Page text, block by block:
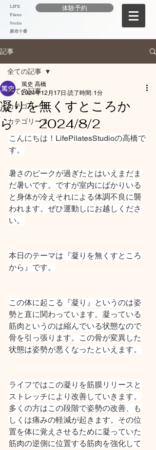
LIFE
Pilates
Studio
麻布十番
体験予約
記事
全ての記事
カテゴリー 1
カテゴリー 2
全ての記事
凝りを無くすところか
ら 2024/8/2
篤史 高橋
2024年12月17日 読了時間: 1分
こんにちは！LifePilatesStudioの高橋で
す。
暑さのピークが過ぎたとはいえまだま
だ暑いです。ですが室内にばかりいる
と身体が冷えそれによる体調不良に襲
われます。ぜひ運動しにお越しくださ
い。
本日のテーマは『凝りを無くすところ
から』です。
この体に起こる『凝り』というのは姿
勢と直に関わっています。凝っている
筋肉というのは縮んでいる状態なので
骨を引っ張ります。この骨が変異した
状態は姿勢が悪くなったといえます。
ライフではこの凝りを筋膜リリースと
ストレッチにより改善していきます。
多くの方はこの段階で姿勢の改善、も
しくは痛みの軽減が起きます。その位
置を体に覚えさせるために凝っていた
筋肉の逆側に位置する筋肉を強化して